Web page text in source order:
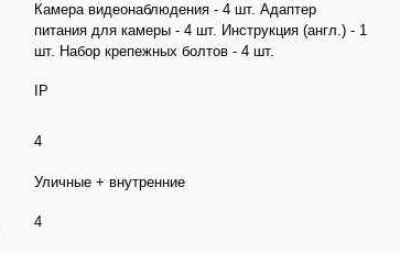
Камера видеонаблюдения - 4 шт. Адаптер
питания для камеры - 4 шт. Инструкция (англ.) - 1
шт. Набор крепежных болтов - 4 шт.
IP
4
Уличные + внутренние
4